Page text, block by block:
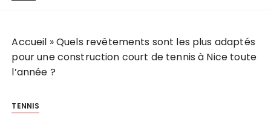
Accueil »Quels revêtements sont les plus adaptés
pour une construction court de tennis à Nice toute
l’année ?
TENNIS